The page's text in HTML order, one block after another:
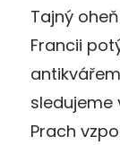
Tajný
Francii
sledujeme
Prach